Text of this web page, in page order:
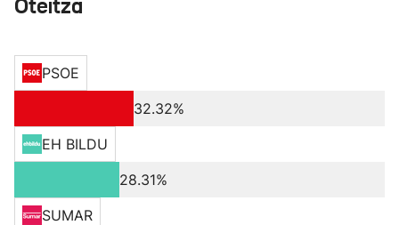
Oteitza
PSOE
32.32%
EH BILDU
28.31%
SUMAR